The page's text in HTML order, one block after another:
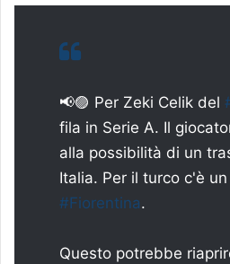
📢🟣 Per Zeki Celik del
fila in Serie A. Il
alla possibilità di un
Italia. Per il turco c'è
#Fiorentina.
Questo potrebbe